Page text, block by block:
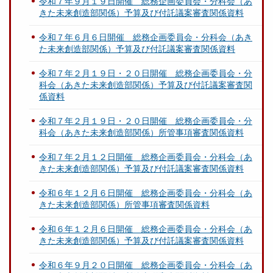
きた未来創造部関係）予算及び付託議案審査関係資料
令和７年６月６日開催 総務企画委員会・分科会（あき
た未来創造部関係）予算及び付託議案審査関係資料
令和７年２月１９日・２０日開催 総務企画委員会・分
科会（あきた未来創造部関係）予算及び付託議案審査関
係資料
令和７年２月１９日・２０日開催 総務企画委員会・分
科会（あきた未来創造部関係）所管事項審査関係資料
令和７年２月１２日開催 総務企画委員会・分科会（あ
きた未来創造部関係）予算及び付託議案審査関係資料
令和６年１２月６日開催 総務企画委員会・分科会（あ
きた未来創造部関係）所管事項審査関係資料
令和６年１２月６日開催 総務企画委員会・分科会（あ
きた未来創造部関係）予算及び付託議案審査関係資料
令和６年９月２０日開催 総務企画委員会・分科会（あ